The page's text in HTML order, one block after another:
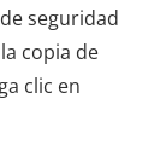
seguridad
copia de
clic en